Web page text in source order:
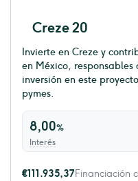
Creze 20
Invierte en Creze y
en México,
inversión en este
pymes.
8,00%
Interés
€111.935,37Financiación